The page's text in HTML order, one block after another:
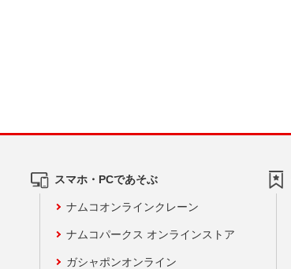
スマホ・PCであそぶ
ナムコオンラインクレーン
ナムコパークス オンラインストア
ガシャポンオンライン